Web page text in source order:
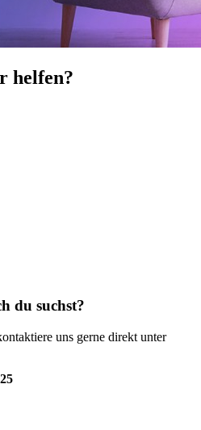
helfen?
du suchst?
uns gerne direkt unter